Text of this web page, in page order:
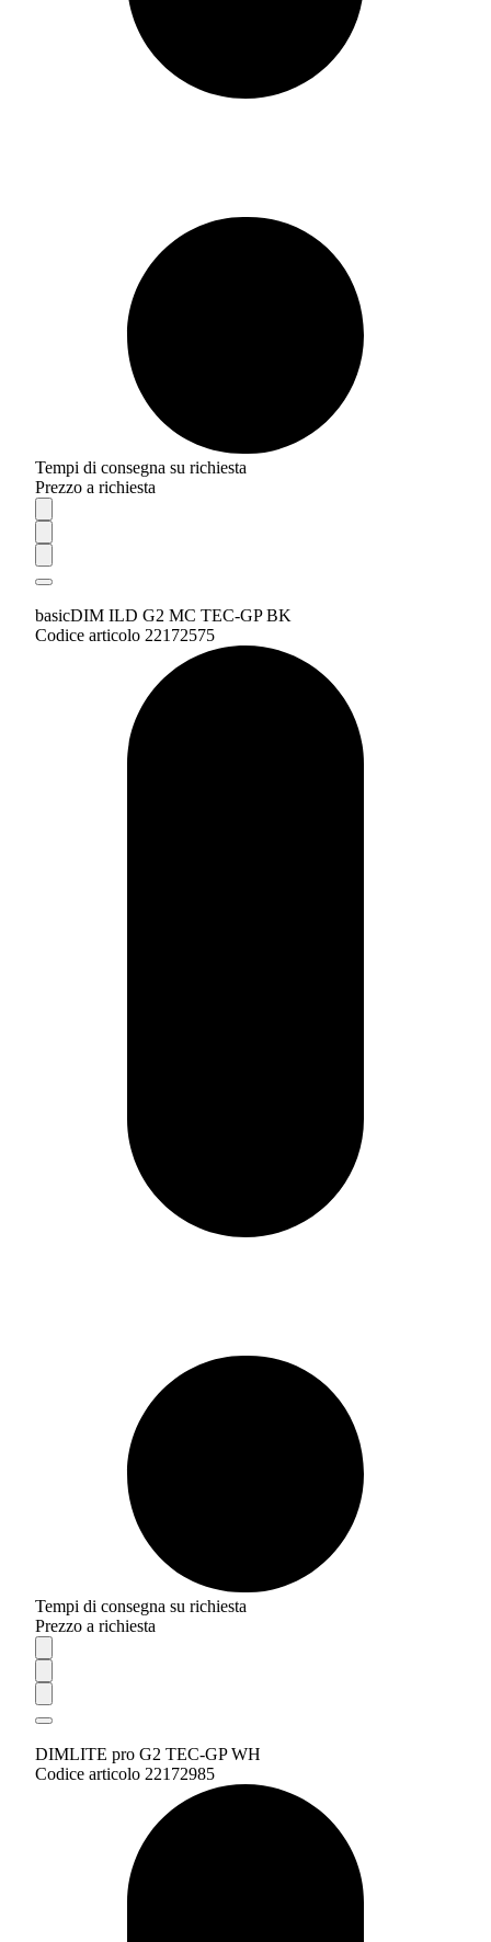
Tempi di consegna su richiesta
Prezzo a richiesta
basicDIM ILD G2 MC TEC-GP BK
Codice articolo 22172575
Tempi di consegna su richiesta
Prezzo a richiesta
DIMLITE pro G2 TEC-GP WH
Codice articolo 22172985